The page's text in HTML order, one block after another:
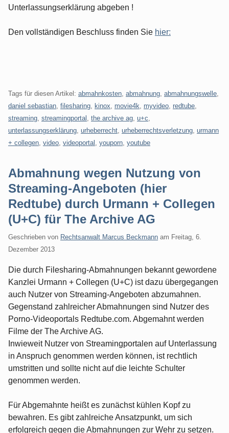
Unterlassungserklärung abgeben !
Den vollständigen Beschluss finden Sie hier:
Tags für diesen Artikel: abmahnkosten abmahnung abmahnungswelle
daniel sebastian filesharing kinox movie4k myvideo redtube
streaming streamingportal the archive ag u+c
unterlassungserklärung urheberrecht urheberrechtsverletzung urmann
+ collegen video videoportal youporn youtube
Abmahnung wegen Nutzung von
Streaming-Angeboten (hier
Redtube) durch Urmann + Collegen
(U+C) für The Archive AG
Geschrieben von Rechtsanwalt Marcus Beckmann am Freitag, 6.
Dezember 2013
Die durch Filesharing-Abmahnungen bekannt gewordene
Kanzlei Urmann + Collegen (U+C) ist dazu übergegangen
auch Nutzer von Streaming-Angeboten abzumahnen.
Gegenstand zahlreicher Abmahnungen sind Nutzer des
Porno-Videoportals Redtube.com. Abgemahnt werden
Filme der The Archive AG.
Inwieweit Nutzer von Streamingportalen auf Unterlassung
in Anspruch genommen werden können, ist rechtlich
umstritten und sollte nicht auf die leichte Schulter
genommen werden.
Für Abgemahnte heißt es zunächst kühlen Kopf zu
bewahren. Es gibt zahlreiche Ansatzpunkt, um sich
erfolgreich gegen die Abmahnungen zur Wehr zu setzen.